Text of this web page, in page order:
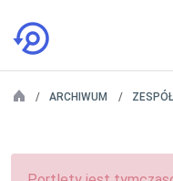
ARCHIWUM ZESPÓŁ